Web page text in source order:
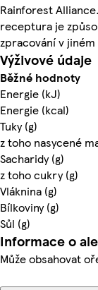
Rainforest
receptura je
zpracování v
Výživové údaje
Běžné hodnoty
Energie (kJ)
Energie (kcal)
Tuky (g)
z toho nasycené
Sacharidy (g)
z toho cukry (g)
Vláknina (g)
Bílkoviny (g)
Sůl (g)
Informace o
Může obsahovat